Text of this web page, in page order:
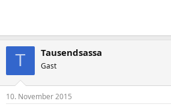
T Tausendsassa
Gast
10. November 2015